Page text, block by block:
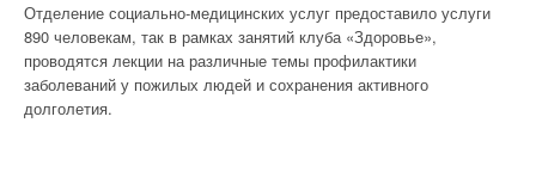
Отделение социально-медицинских услуг предоставило услуги
890 человекам, так в рамках занятий клуба «Здоровье»,
проводятся лекции на различные темы профилактики
заболеваний у пожилых людей и сохранения активного
долголетия.